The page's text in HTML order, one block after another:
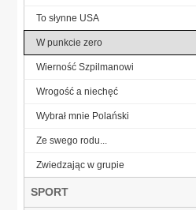
To słynne USA
W punkcie zero
Wierność Szpilmanowi
Wrogość a niechęć
Wybrał mnie Polański
Ze swego rodu...
Zwiedzając w grupie
SPORT